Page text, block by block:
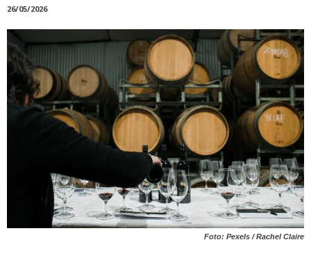
26/05/2026
Foto: Pexels / Rachel Claire